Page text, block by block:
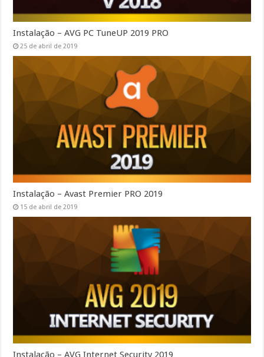
Instalação – AVG PC TuneUP 2019 PRO
25 de abril de 2019
Instalação – Avast Premier PRO 2019
15 de abril de 2019
Instalação – AVG Internet Security 2019